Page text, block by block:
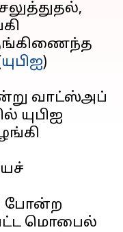
யுபிஐ)
வாட்ஸ்அப்
யுபிஐ
போன்ற
மொபைல்